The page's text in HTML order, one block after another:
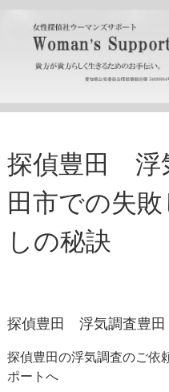
探偵豊田 浮
田市での失
しの秘訣
探偵豊田 浮気調査豊田
探偵豊田の浮気調査のご依
ポートへ